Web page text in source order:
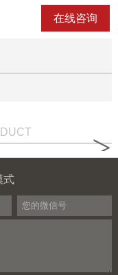
在线咨询
>
式